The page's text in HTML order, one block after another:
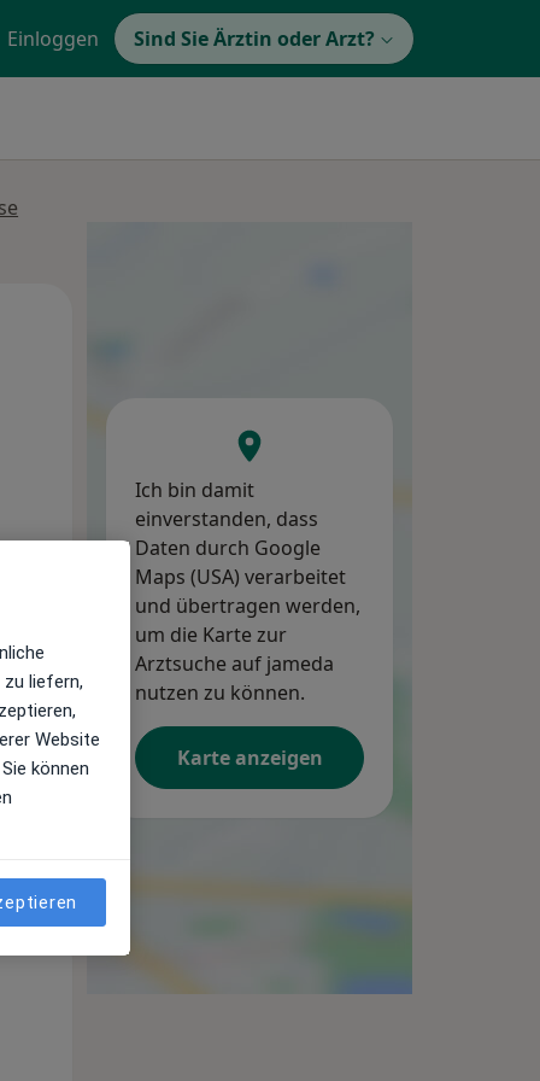
Einloggen Sind Sie Ärztin oder Arzt?
Mi,
12 Aug
Do,
13 Aug
Di,
Ich bin damit
einverstanden, dass
Daten durch Google
Maps (USA) verarbeitet
und übertragen werden,
um die Karte zur
Arztsuche auf jameda
nutzen zu können.
Karte anzeigen
liefern,
Website
können